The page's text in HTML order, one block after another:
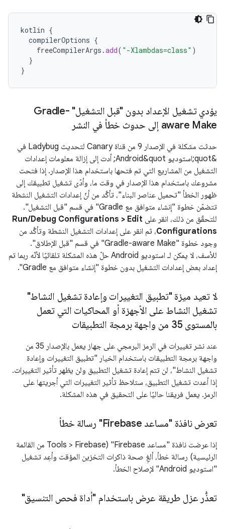
kotlin {
compilerOptions {
freeCompilerArgs .add( "-Xlambdas=class" )
}
}
يؤدي تشغيل الإعداد بدون "قبل التشغيل" Gradle-
aware Make إلى حدوث خطأ في النشر
حدثت مشكلة في الإصدار 9 من قناة Canary لتحديث Ladybug في
&quot;استوديو Android&quot; أدت إلى إزالة معلومات إعدادات
التشغيل من المشاريع التي تم فتحها باستخدام هذا الإصدار. إذا فتحت
مشروعك باستخدام هذا الإصدار في وقت ما، وأدّى تشغيل تطبيقك إلى
ظهور الخطأ "تحميل عناصر البناء"، تأكَّد من أنّ إعدادات التشغيل النشطة
تتضمّن خطوة "إنشاء متوافق مع Gradle" في قسم "قبل التشغيل".
للتحقّق من ذلك، انقر على Run/Debug Configurations > Edit
Configurations، ثم انقر على إعدادات التشغيل النشطة وتأكَّد من
وجود خطوة "Gradle-aware Make" في قسم "قبل الإطلاق".
للأسف، لا يمكن لـ استوديو Android حلّ هذه المشكلة تلقائيًا لأنّه ربما تم
إعداد بعض إعدادات التشغيل بدون خطوة "إنشاء متوافق مع Gradle".
لا تعيد ميزة "تطبيق التغييرات وإعادة تشغيل النشاط"
تشغيل النشاط على الأجهزة أو المحاكيات التي تعمل
بالمستوى 35 من واجهة برمجة التطبيقات
عند نشر تغييرات في الرمز البرمجي على جهاز يعمل بالإصدار 35 من
واجهة برمجة التطبيقات باستخدام الخيار "تطبيق التغييرات وإعادة
تشغيل النشاط"، لن تتم إعادة تشغيل التطبيق ولن يظهر تأثير التغييرات.
إذا أعدت تشغيل التطبيق، ستلاحظ تأثير التغييرات التي أجريتها على
الرمز. يعمل فريقنا حاليًا على التحقيق في هذه المشكلة.
تعرض نافذة "مساعد Firebase" رسالة خطأ
إذا عرضت نافذة "مساعد Firebase" (Tools > Firebase من القائمة
الرئيسية) رسالة خطأ، ألغِ صحة ذاكرات التخزين المؤقت وأعِد تشغيل
"استوديو Android" لإصلاح الخطأ.
تعذُّر عزل طريقة عرض باستخدام "أداة فحص التنسيق"